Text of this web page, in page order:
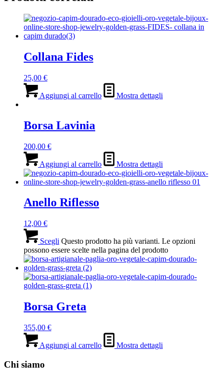
Collana Fides
25,00 €
Aggiungi al carrello Mostra dettagli
Borsa Lavinia
200,00 €
Aggiungi al carrello Mostra dettagli
Anello Riflesso
12,00 €
Scegli Questo prodotto ha più varianti. Le opzioni
possono essere scelte nella pagina del prodotto
Borsa Greta
355,00 €
Aggiungi al carrello Mostra dettagli
Chi siamo